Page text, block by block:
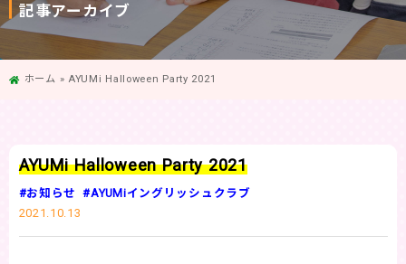
記事アーカイブ
ホーム »AYUMi Halloween Party 2021
AYUMi Halloween Party 2021
#お知らせ
#AYUMiイングリッシュクラブ
2021.10.13